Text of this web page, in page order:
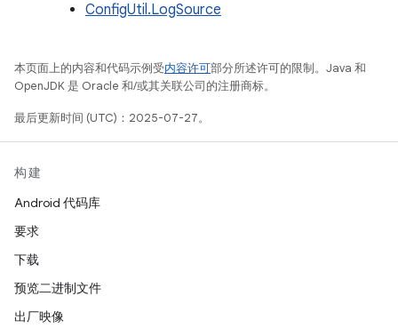
ConfigUtil.LogSource
本页面上的内容和代码示例受内容许可部分所述许可的限制。Java 和
OpenJDK 是 Oracle 和/或其关联公司的注册商标。
最后更新时间 (UTC)：2025-07-27。
构建
Android 代码库
要求
下载
预览二进制文件
出厂映像